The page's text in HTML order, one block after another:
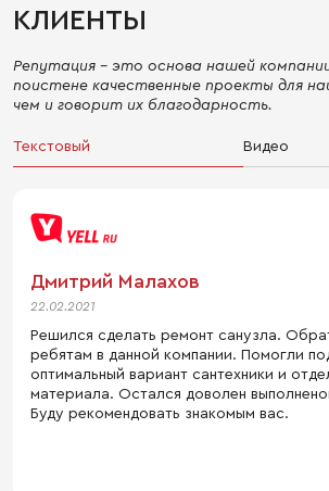
КЛИЕНТЫ
Репутация - это основа нашей
поистене качественные проекты для
чем и говорит их благодарность.
Текстовый Видео
Дмитрий Малахов
22.02.2021
Решился сделать ремонт санузла.
ребятам в данной компании. Помогли
оптимальный вариант сантехники и
материала. Остался доволен
Буду рекомендовать знакомым вас.